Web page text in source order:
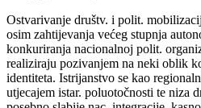
Ostvarivanje društv. i polit.
osim zahtijevanja većeg stupnja
konkuriranja nacionalnoj polit.
realiziraju pozivanjem na neki oblik
identiteta. Istrijanstvo se kao
utjecajem istar. poluotočnosti te niza